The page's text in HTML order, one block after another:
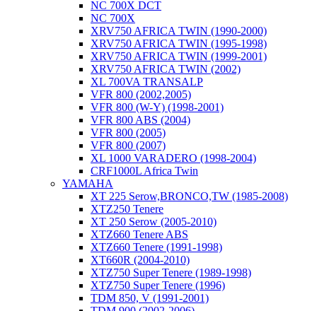
NC 700X DCT
NC 700X
XRV750 AFRICA TWIN (1990-2000)
XRV750 AFRICA TWIN (1995-1998)
XRV750 AFRICA TWIN (1999-2001)
XRV750 AFRICA TWIN (2002)
XL 700VA TRANSALP
VFR 800 (2002,2005)
VFR 800 (W-Y) (1998-2001)
VFR 800 ABS (2004)
VFR 800 (2005)
VFR 800 (2007)
XL 1000 VARADERO (1998-2004)
CRF1000L Africa Twin
YAMAHA
XT 225 Serow,BRONCO,TW (1985-2008)
XTZ250 Tenere
XT 250 Serow (2005-2010)
XTZ660 Tenere ABS
XTZ660 Tenere (1991-1998)
XT660R (2004-2010)
XTZ750 Super Tenere (1989-1998)
XTZ750 Super Tenere (1996)
TDM 850, V (1991-2001)